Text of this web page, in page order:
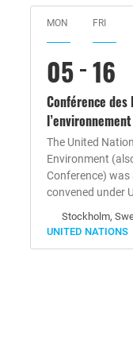
MON
05
FRI
16
Conférence des
l’environnement
The United
Environment
Conference)
convened under
Stockholm,
UNITED NATIONS